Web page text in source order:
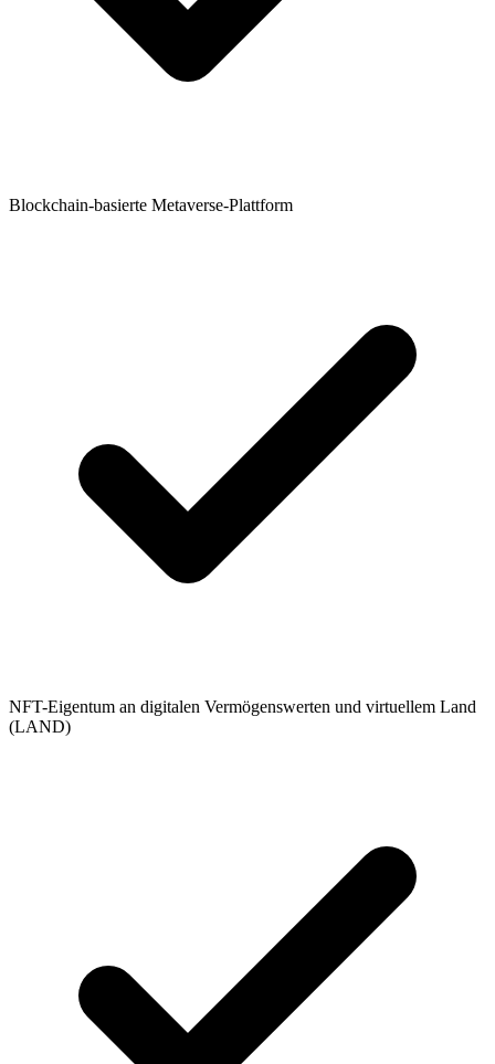
Blockchain-basierte Metaverse-Plattform
NFT-Eigentum an digitalen Vermögenswerten und virtuellem Land
(LAND)